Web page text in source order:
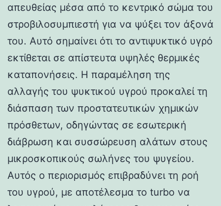
απευθείας μέσα από το κεντρικό σώμα του
στροβιλοσυμπιεστή για να ψύξει τον άξονά
του. Αυτό σημαίνει ότι το αντιψυκτικό υγρό
εκτίθεται σε απίστευτα υψηλές θερμικές
καταπονήσεις. Η παραμέληση της
αλλαγής του ψυκτικού υγρού προκαλεί τη
διάσπαση των προστατευτικών χημικών
πρόσθετων, οδηγώντας σε εσωτερική
διάβρωση και συσσώρευση αλάτων στους
μικροσκοπικούς σωλήνες του ψυγείου.
Αυτός ο περιορισμός επιβραδύνει τη ροή
του υγρού, με αποτέλεσμα το turbo να